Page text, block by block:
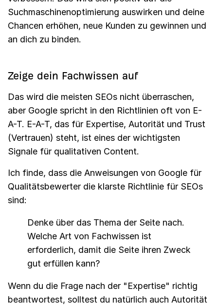
Suchmaschinenoptimierung auswirken und deine
Chancen erhöhen, neue Kunden zu gewinnen und
an dich zu binden.
Zeige dein Fachwissen auf
Das wird die meisten SEOs nicht überraschen,
aber Google spricht in den Richtlinien oft von E-
A-T. E-A-T, das für Expertise, Autorität und Trust
(Vertrauen) steht, ist eines der wichtigsten
Signale für qualitativen Content.
Ich finde, dass die Anweisungen von Google für
Qualitätsbewerter die klarste Richtlinie für SEOs
sind:
Denke über das Thema der Seite nach.
Welche Art von Fachwissen ist
erforderlich, damit die Seite ihren Zweck
gut erfüllen kann?
Wenn du die Frage nach der "Expertise" richtig
beantwortest, solltest du natürlich auch Autorität